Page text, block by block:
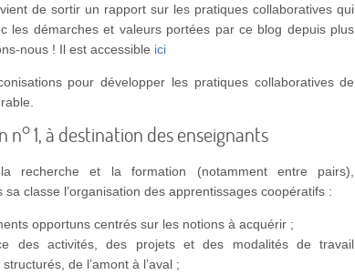
vient de sortir un rapport sur les pratiques collaboratives qui
les démarches et valeurs portées par ce blog depuis plus
nous ! Il est accessible ici
pour développer les pratiques collaboratives de
1, à destination des enseignants
recherche et la formation (notamment entre pairs),
sa classe l’organisation des apprentissages coopératifs :
opportuns centrés sur les notions à acquérir ;
des activités, des projets et des modalités de travail
de l’amont à l’aval ;